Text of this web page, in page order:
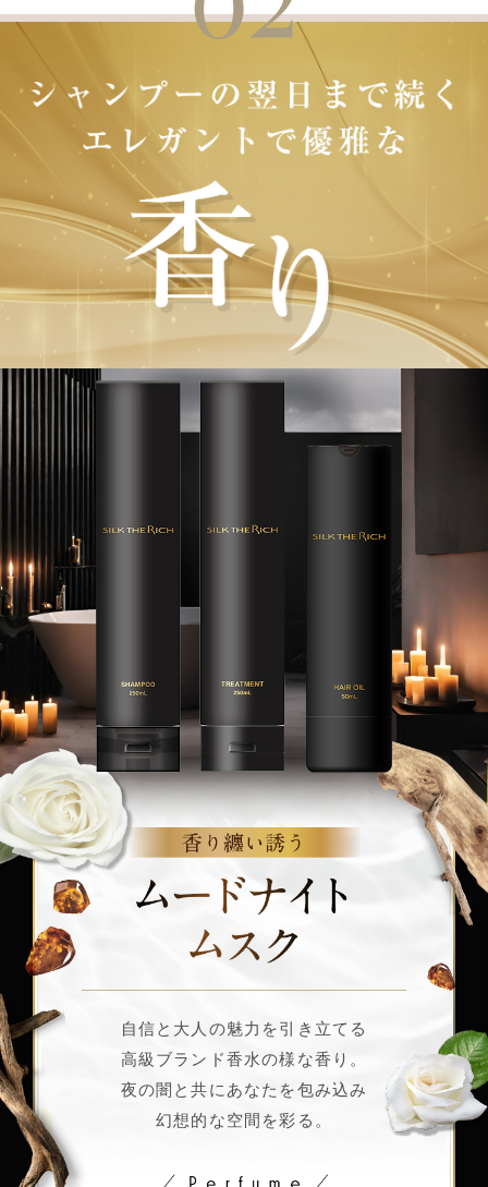
自信と大人の魅力を引き立てる
高級ブランド香水の様な香り。
夜の闇と共にあなたを包み込み
幻想的な空間を彩る。